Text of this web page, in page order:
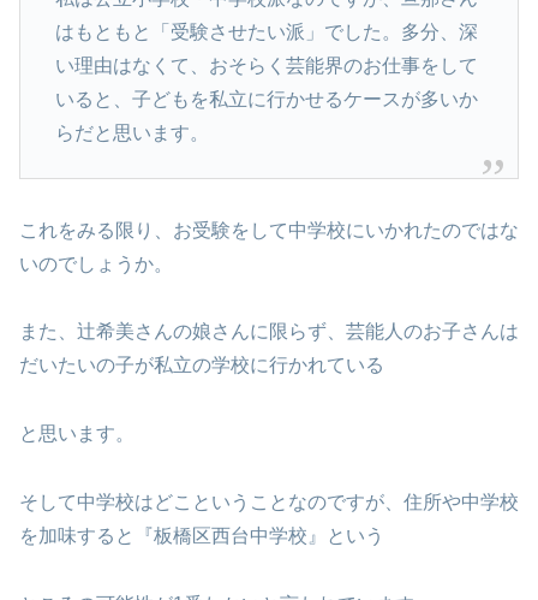
はもともと「受験させたい派」でした。多分、深
い理由はなくて、おそらく芸能界のお仕事をして
いると、子どもを私立に行かせるケースが多いか
らだと思います。
これをみる限り、お受験をして中学校にいかれたのではな
いのでしょうか。
また、辻希美さんの娘さんに限らず、芸能人のお子さんは
だいたいの子が私立の学校に行かれている
と思います。
そして中学校はどこということなのですが、住所や中学校
を加味すると『板橋区西台中学校』という